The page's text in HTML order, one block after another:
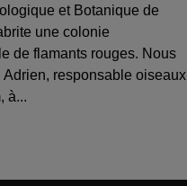
et Botanique de
une colonie
de flamants rouges. Nous
Adrien, responsable oiseaux
à...